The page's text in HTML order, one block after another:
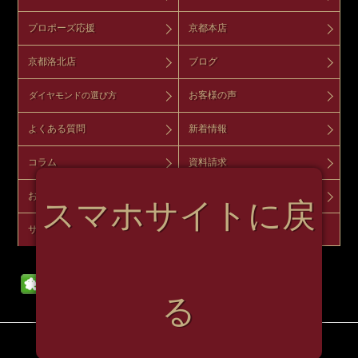
プロポーズ応援 京都本店
京都洛北店 ブログ
ダイヤモンドの選び方 お客様の声
よくある質問 新着情報
コラム 資料請求
お問い合わせ
サイトマップ オンラインショップ
スマホサイトに戻
る